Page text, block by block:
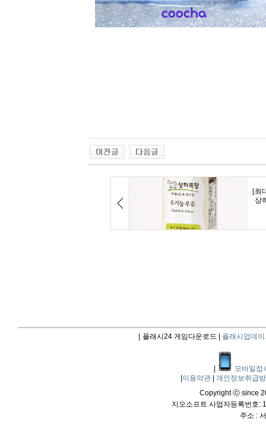
플래시24 게임다운로드 | 플래시업데이
모바일접
이용약관
개인정보취급
Copyright ⓒ since
지오소프트 사업자등록번호:
주소 :